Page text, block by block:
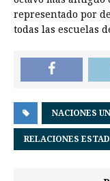
representado por
todas las escuelas
NACIONES
RELACIONES